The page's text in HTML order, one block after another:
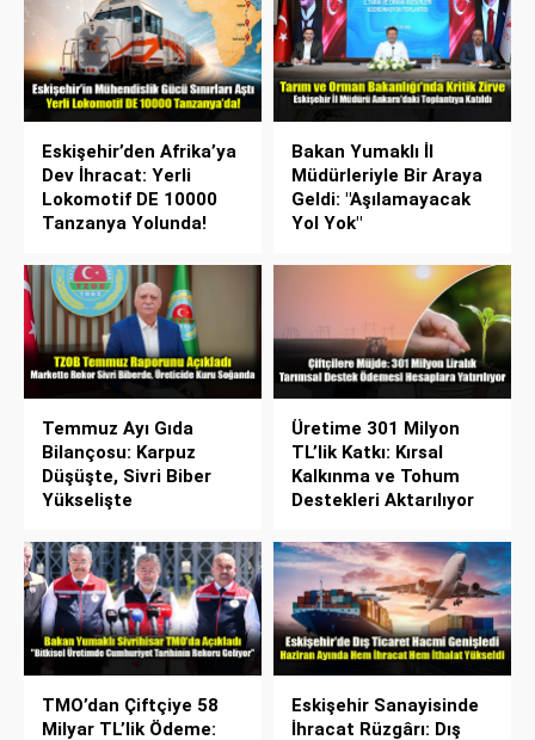
Eskişehir’den Afrika’ya
Dev İhracat: Yerli
Lokomotif DE 10000
Tanzanya Yolunda!
Bakan Yumaklı İl
Müdürleriyle Bir Araya
Geldi: "Aşılamayacak
Yol Yok"
Temmuz Ayı Gıda
Bilançosu: Karpuz
Düşüşte, Sivri Biber
Yükselişte
Üretime 301 Milyon
TL’lik Katkı: Kırsal
Kalkınma ve Tohum
Destekleri Aktarılıyor
TMO’dan Çiftçiye 58
Milyar TL’lik Ödeme:
Eskişehir Sanayisinde
İhracat Rüzgârı: Dış